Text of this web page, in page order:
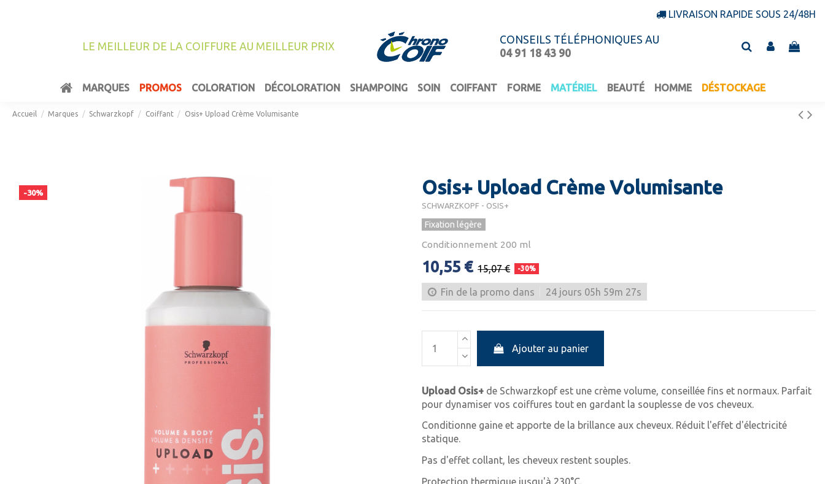
LIVRAISON RAPIDE SOUS 24/48H
LE MEILLEUR DE LA COIFFURE AU MEILLEUR PRIX
CONSEILS TÉLÉPHONIQUES AU
04 91 18 43 90
MARQUES PROMOS COLORATION DÉCOLORATION SHAMPOING SOIN COIFFANT FORME MATÉRIEL BEAUTÉ HOMME DÉSTOCKAGE
Accueil Marques Schwarzkopf Coiffant Osis+ Upload Crème Volumisante
-30% Osis+ Upload Crème Volumisante
SCHWARZKOPF - OSIS+
Fixation légère
Conditionnement 200 ml
10,55 € 15,07 € -30%
Fin de la promo dans 24jours 05h 59m 27s
Ajouter au panier
Upload Osis+ de Schwarzkopf est une crème volume, conseillée fins et normaux. Parfait
pour dynamiser vos coiffures tout en gardant la souplesse de vos cheveux.
Conditionne gaine et apporte de la brillance aux cheveux. Réduit l'effet d'électricité
statique.
Pas d'effet collant, les cheveux restent souples.
Protection thermique jusqu'à 230°C.